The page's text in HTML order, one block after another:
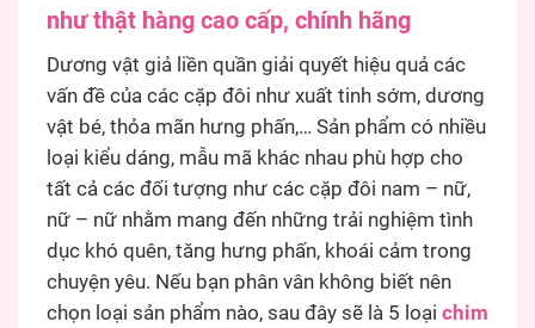
như thật hàng cao cấp, chính hãng
Dương vật giả liền quần giải quyết hiệu quả các
vấn đề của các cặp đôi như xuất tinh sớm, dương
vật bé, thỏa mãn hưng phấn,… Sản phẩm có nhiều
loại kiểu dáng, mẫu mã khác nhau phù hợp cho
tất cả các đối tượng như các cặp đôi nam – nữ,
nữ – nữ nhằm mang đến những trải nghiệm tình
dục khó quên, tăng hưng phấn, khoái cảm trong
chuyện yêu. Nếu bạn phân vân không biết nên
chọn loại sản phẩm nào, sau đây sẽ là 5 loại chim